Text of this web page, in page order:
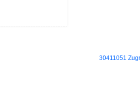
30411051